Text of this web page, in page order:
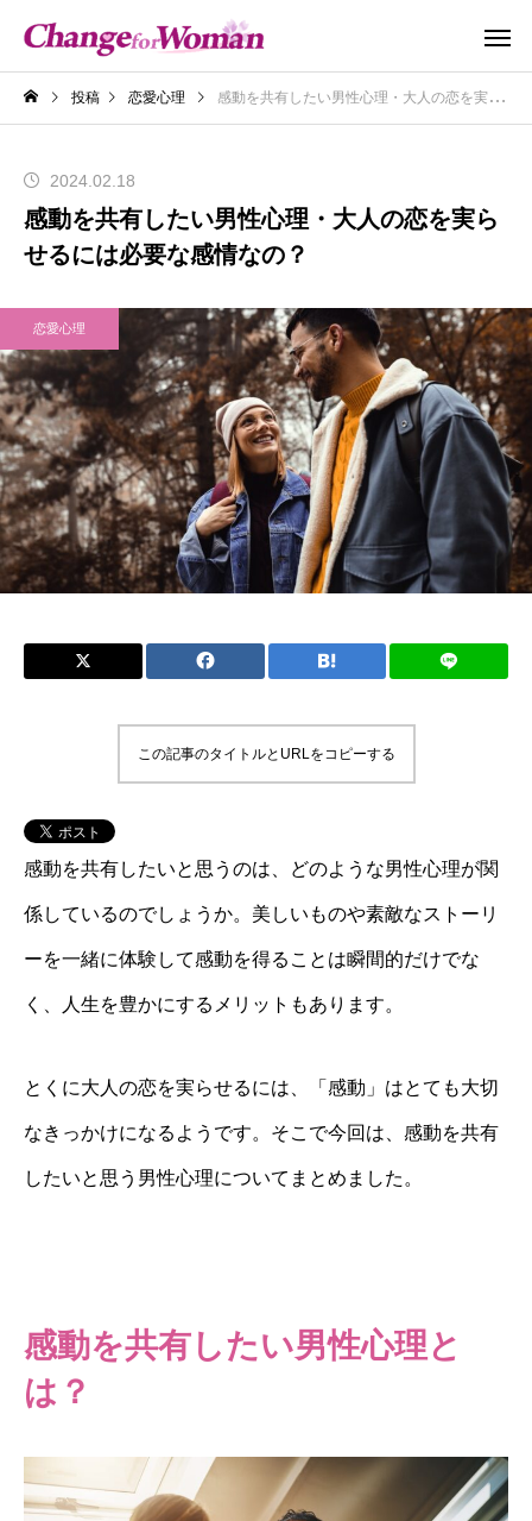
投稿 恋愛心理 感動を共有したい男性心理・大人の恋を実らせるには必要な感情なの？
2024.02.18
感動を共有したい男性心理・大人の恋を実ら
せるには必要な感情なの？
恋愛心理
この記事のタイトルとURLをコピーする
感動を共有したいと思うのは、どのような男性心理が関
係しているのでしょうか。美しいものや素敵なストーリ
ーを一緒に体験して感動を得ることは瞬間的だけでな
く、人生を豊かにするメリットもあります。
とくに大人の恋を実らせるには、「感動」はとても大切
なきっかけになるようです。そこで今回は、感動を共有
したいと思う男性心理についてまとめました。
感動を共有したい男性心理と
は？